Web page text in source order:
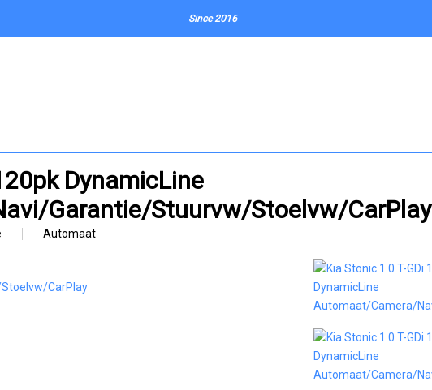
Since 2016
DynamicLine
Garantie/Stuurvw/Stoelvw/CarPlay
Automaat